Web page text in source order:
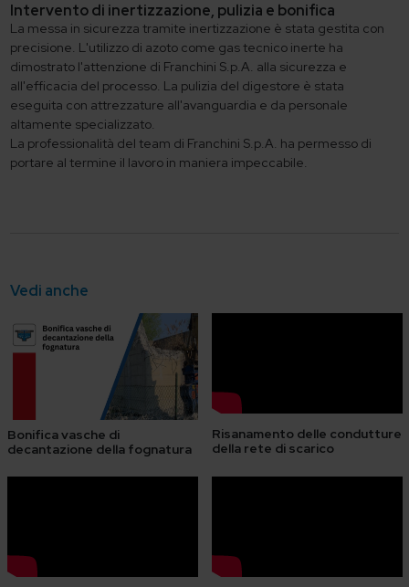
Intervento di inertizzazione, pulizia e bonifica
La messa in sicurezza tramite inertizzazione è stata gestita con
precisione. L'utilizzo di azoto come gas tecnico inerte ha
dimostrato l'attenzione di Franchini S.p.A. alla sicurezza e
all'efficacia del processo. La pulizia del digestore è stata
eseguita con attrezzature all'avanguardia e da personale
altamente specializzato.
La professionalità del team di Franchini S.p.A. ha permesso di
portare al termine il lavoro in maniera impeccabile.
Vedi anche
Bonifica vasche di
decantazione della fognatura
Risanamento delle condutture
della rete di scarico